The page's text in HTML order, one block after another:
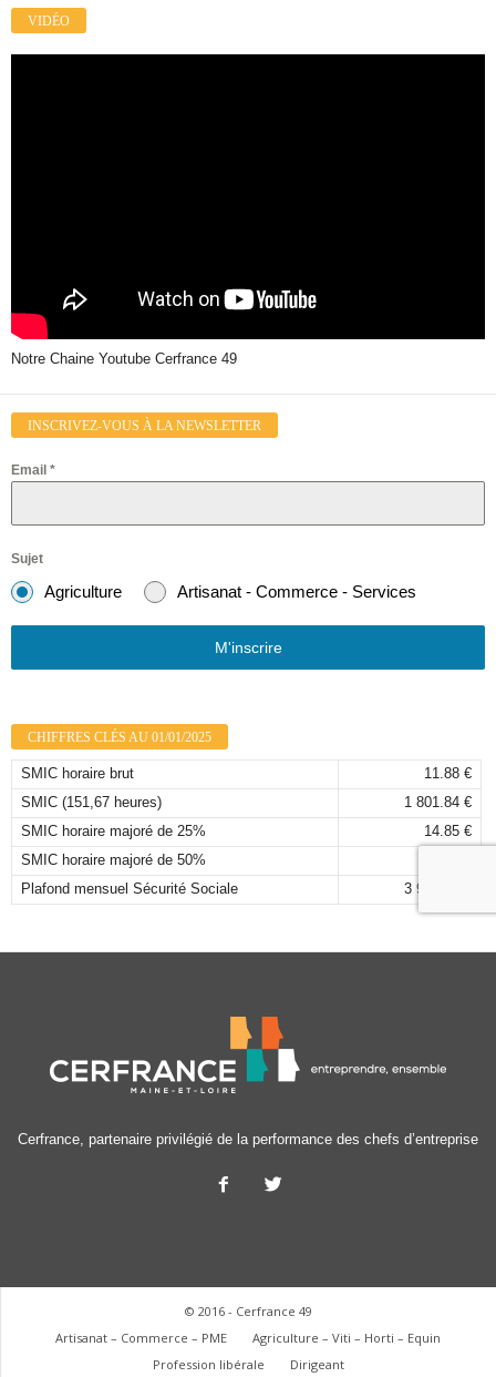
VIDÉO
Notre Chaine Youtube Cerfrance 49
INSCRIVEZ-VOUS À LA NEWSLETTER
Email *
Sujet
Agriculture Artisanat - Commerce - Services
M'inscrire
CHIFFRES CLÉS AU 01/01/2025
SMIC horaire brut
11.88 €
SMIC (151,67 heures)
1 801.84 €
SMIC horaire majoré de 25%
14.85 €
SMIC horaire majoré de 50%
Plafond mensuel Sécurité Sociale
3 925,00 €
Cerfrance, partenaire privilégié de la performance des chefs d’entreprise
© 2016 - Cerfrance 49
Artisanat – Commerce – PME
Agriculture – Viti – Horti – Equin
Profession libérale
Dirigeant